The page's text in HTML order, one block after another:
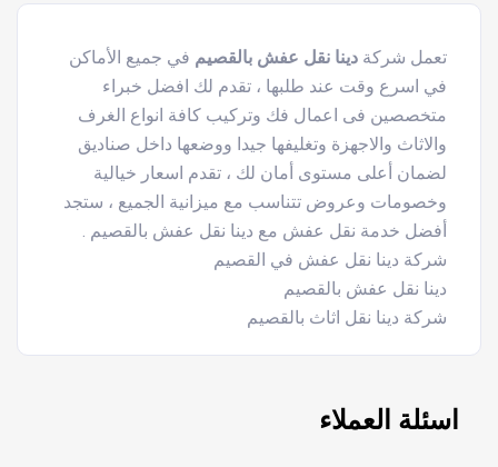
تعمل شركة دينا نقل عفش بالقصيم في جميع الأماكن
في اسرع وقت عند طلبها ، تقدم لك افضل خبراء
متخصصين فى اعمال فك وتركيب كافة انواع الغرف
والاثاث والاجهزة وتغليفها جيدا ووضعها داخل صناديق
لضمان أعلى مستوى أمان لك ، تقدم اسعار خيالية
وخصومات وعروض تتناسب مع ميزانية الجميع ، ستجد
أفضل خدمة نقل عفش مع دينا نقل عفش بالقصيم .
شركة دينا نقل عفش في القصيم
دينا نقل عفش بالقصيم
شركة دينا نقل اثاث بالقصيم
اسئلة العملاء